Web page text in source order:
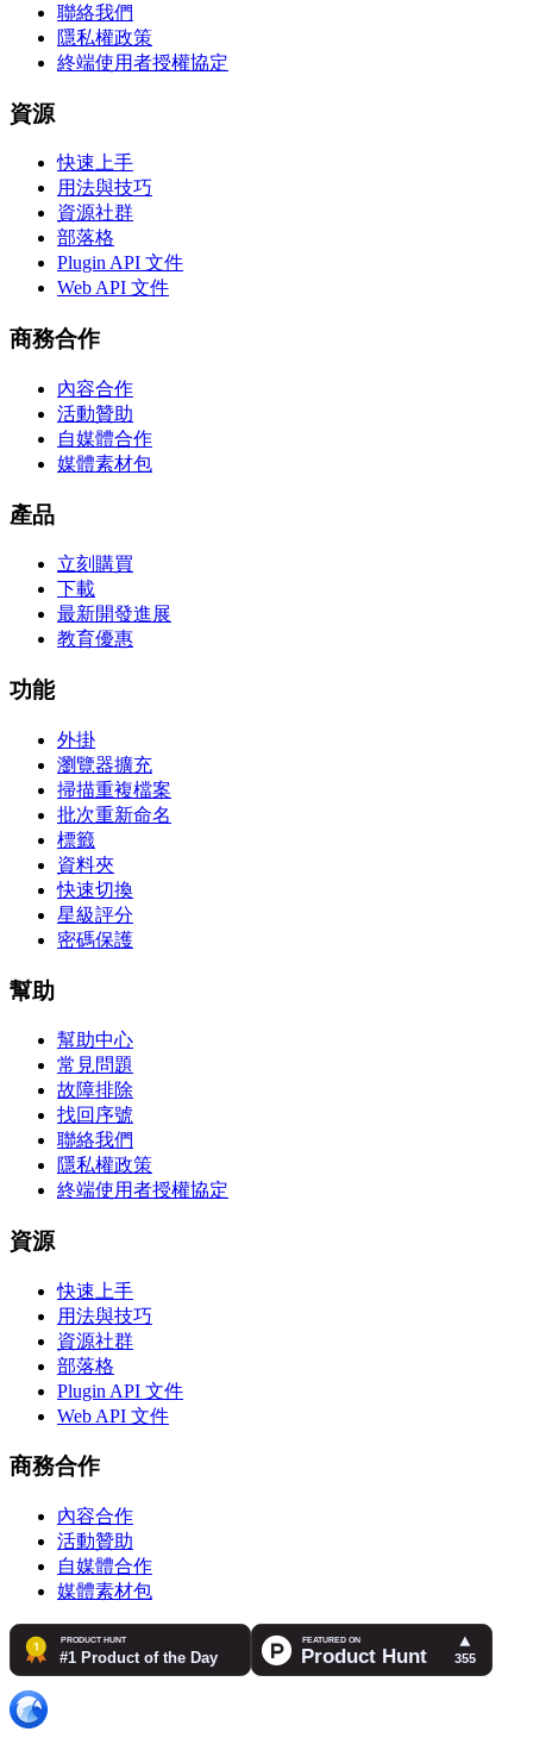
聯絡我們
隱私權政策
終端使用者授權協定
資源
快速上手
用法與技巧
資源社群
部落格
Plugin API 文件
Web API 文件
商務合作
內容合作
活動贊助
自媒體合作
媒體素材包
產品
立刻購買
下載
最新開發進展
教育優惠
功能
外掛
瀏覽器擴充
掃描重複檔案
批次重新命名
標籤
資料夾
快速切換
星級評分
密碼保護
幫助
幫助中心
常見問題
故障排除
找回序號
聯絡我們
隱私權政策
終端使用者授權協定
資源
快速上手
用法與技巧
資源社群
部落格
Plugin API 文件
Web API 文件
商務合作
內容合作
活動贊助
自媒體合作
媒體素材包